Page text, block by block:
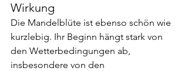
Wirkung
Die Mandelblüte ist ebenso schön wie
kurzlebig. Ihr Beginn hängt stark von
den Wetterbedingungen ab,
insbesondere von den